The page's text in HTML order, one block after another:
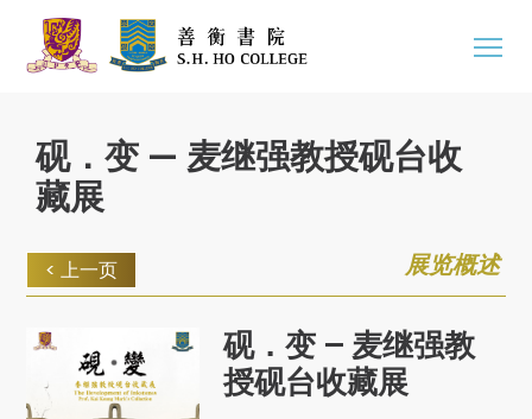
砚．变 — 麦继强教授砚台收
藏展
< 上一页 展览概述
砚．变 — 麦继强教
授砚台收藏展